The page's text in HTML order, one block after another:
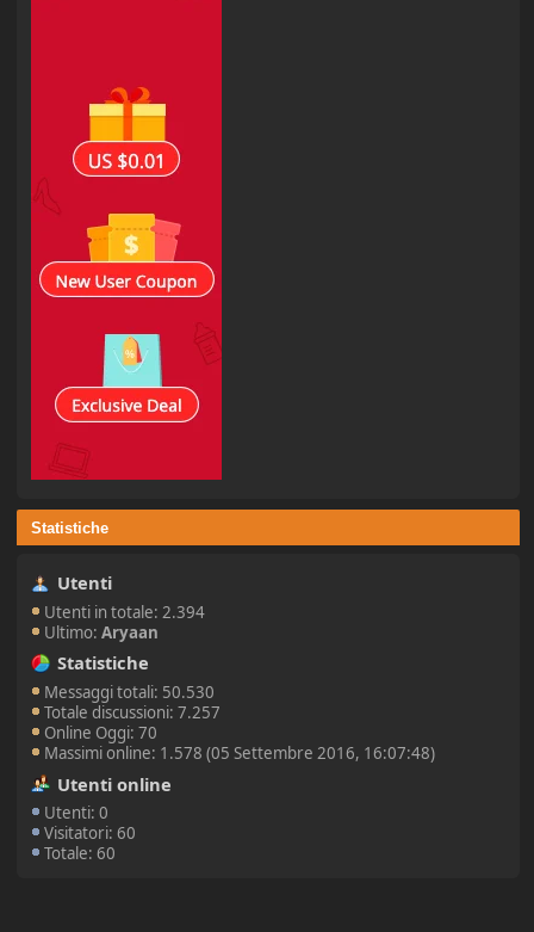
Statistiche
Utenti
Utenti in totale: 2.394
Ultimo:Aryaan
Statistiche
Messaggi totali: 50.530
Totale discussioni: 7.257
Online Oggi: 70
Massimi online: 1.578 (05 Settembre 2016, 16:07:48)
Utenti online
Utenti: 0
Visitatori: 60
Totale: 60